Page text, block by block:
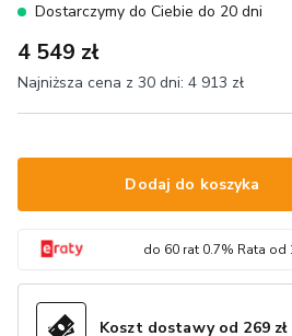
Dostarczymy do Ciebie do 20 dni
4 549 zł
Najniższa cena z 30 dni: 4 913 zł
Dodaj do koszyka
do 60rat 0.7% Rata od
Koszt dostawy od 269 zł